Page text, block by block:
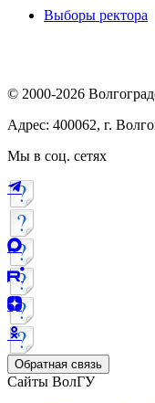
Выборы ректора
© 2000-2026
Адрес: 400062, г.
Мы в соц. сетях
Обратная связь
Сайты ВолГУ